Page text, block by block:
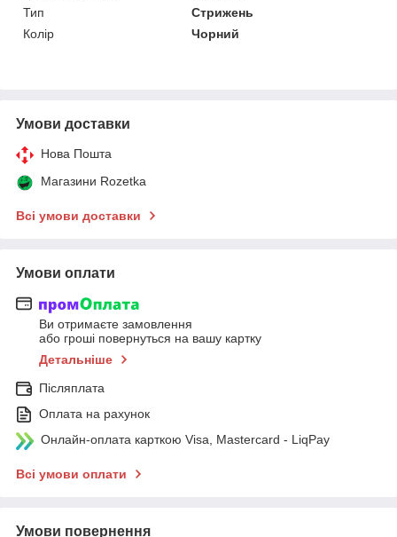
Тип
Стрижень
Колір
Чорний
Умови доставки
Нова Пошта
Магазини Rozetka
Всі умови доставки
Умови оплати
Ви отримаєте замовлення
або гроші повернуться на вашу картку
Детальніше
Післяплата
Оплата на рахунок
Онлайн-оплата карткою Visa, Mastercard - LiqPay
Всі умови оплати
Умови повернення